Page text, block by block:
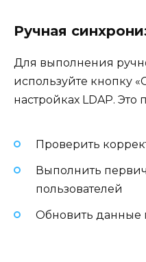
Ручная
Для выполнения
используйте кнопку
настройках LDAP. Это
Проверить
Выполнить
пользователей
Обновить данные